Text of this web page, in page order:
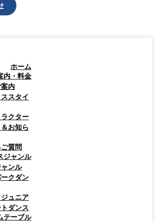
ホーム
内・料金
案内
スタイ
クター
お知ら
質問
ジャンル
ンル
クダン
ュニア
ダンス
テーブル